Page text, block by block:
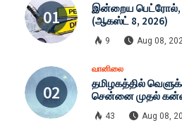
இன்றைய பெட்ரோல்,
(ஆகஸ்ட் 8, 2026)
9 Aug 08,
வானிலை
தமிழகத்தில்
சென்னை முதல்
எச்சரிக்கை:
(08-08-2026)
43 Aug 08,